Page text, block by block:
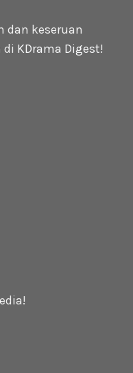
dan keseruan
di KDrama Digest!